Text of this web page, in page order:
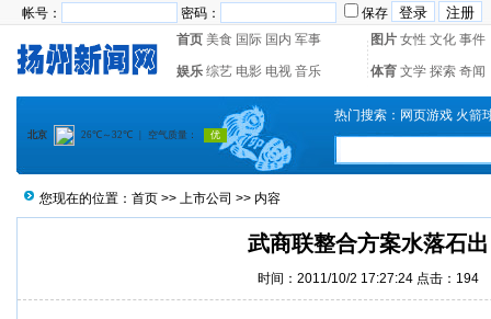
帐号： 密码：
保存
首页 美食 国际 国内 军事 图片 女性 文化 事件
娱乐 综艺 电影 电视 音乐 体育 文学 探索 奇闻
热门搜索： 网页游戏 火箭
您现在的位置： 首页 >> 上市公司 >> 内容
武商联整合方案水落石出
时间：2011/10/2 17:27:24 点击： 194